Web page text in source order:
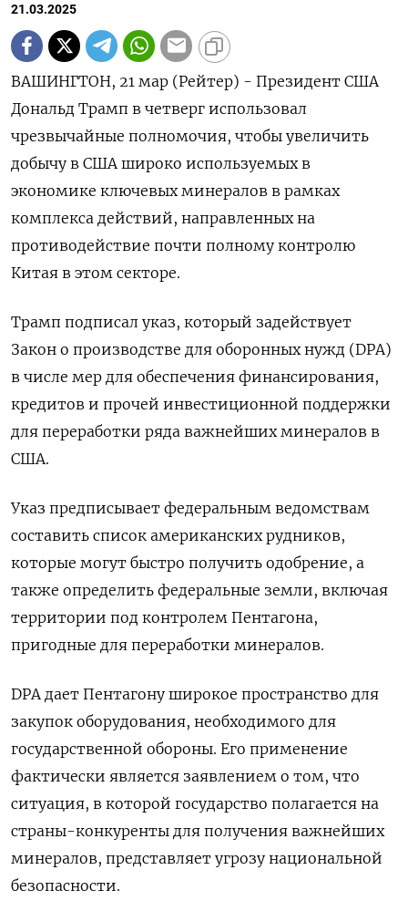
21.03.2025
ВАШИНГТОН, 21 мар (Рейтер) - Президент США
Дональд Трамп в четверг использовал
чрезвычайные полномочия, чтобы увеличить
добычу в США широко используемых в
экономике ключевых минералов в рамках
комплекса действий, направленных на
противодействие почти полному контролю
Китая в этом секторе.
Трамп подписал указ, который задействует
Закон о производстве для оборонных нужд (DPA)
в числе мер для обеспечения финансирования,
кредитов и прочей инвестиционной поддержки
для переработки ряда важнейших минералов в
США.
Указ предписывает федеральным ведомствам
составить список американских рудников,
которые могут быстро получить одобрение, а
также определить федеральные земли, включая
территории под контролем Пентагона,
пригодные для переработки минералов.
DPA дает Пентагону широкое пространство для
закупок оборудования, необходимого для
государственной обороны. Его применение
фактически является заявлением о том, что
ситуация, в которой государство полагается на
страны-конкуренты для получения важнейших
минералов, представляет угрозу национальной
безопасности.